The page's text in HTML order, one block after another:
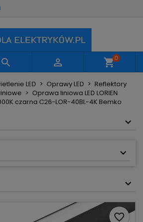
  shopping_cart0
LED Oprawy LED
Reflektory
Oprawa liniowa LED LORIEN
czarna C26-LOR-40BL-4K Bemko
favorite_border
listę
Anuluj Utwórz listę życzeń
by zapisać produkty na
Anuluj Zaloguj się